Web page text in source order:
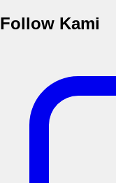
Follow Kami